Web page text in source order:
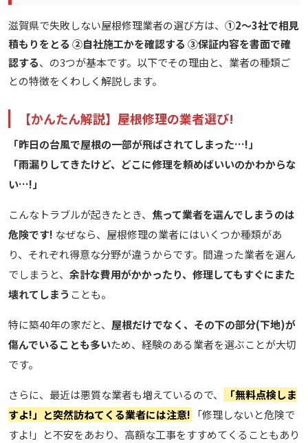
滋賀県で失敗しない屋根修理業者の選び方は、 ①2〜3社で相見
積もりをとる ②自社施工かを確認する ③保証内容を書面で確
認する、の3つが基本です。以下でその理由と、業者の種類ご
との特徴をくわしく解説します。
【かんたん解説】屋根修理の業者選び!
「昨日の台風で屋根の一部が飛ばされてしまった…!」
「雨漏りしてきたけど、どこに修理を頼めばいいのかわからな
い…!」
こんなトラブルが起きたとき、 焦って業者を選んでしまうのは
危険です! なぜなら、屋根修理の業者にはいくつか種類があ
り、それぞれ得意な分野が違うからです。間違った業者を選ん
でしまうと、 余計な費用がかかったり、修理してもすぐにまた
壊れてしまう ことも。
特に築40年の家だと、 屋根だけでなく、その下の部分(下地)が
傷んでいることも多いため、経験のある業者を選ぶことが大切
です。
さらに、最近は悪質な業者も増えているので、
「無料点検しま
すよ!」と突然訪ねてくる業者には注意!
「修理しないと危険で
すよ!」と不安をあおり、高額な工事をすすめてくることもあり